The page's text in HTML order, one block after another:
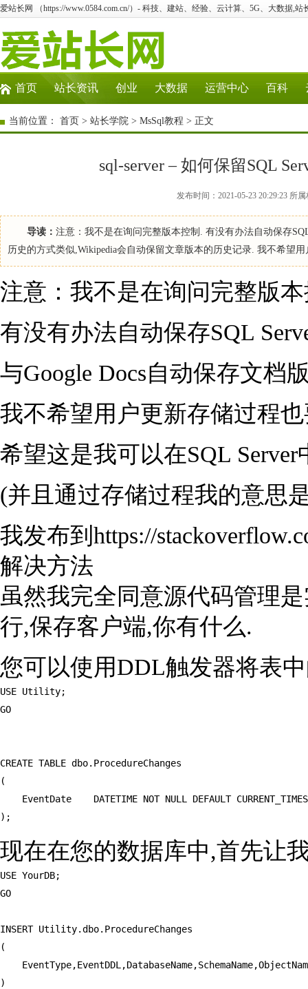
爱站长网 （https://www.0584.com.cn/）- 科技、建站、经验、云计算、5G、大数据,站
首页 站长资讯 创业 大数据 运营中心 百科
当前位置： 首页 > 站长学院 > MsSql教程 > 正文
sql-server – 如何保留SQL
发布时间：2021-05-23 20:29:23 所
导读： 注意：我不是在询问完整版本控制. 有没有办法自动保存
历史的方式类似,Wikipedia会自动保留文章版本的历史记录. 我不希望
注意：我不是在询问完整版
有没有办法自动保存SQL
与Google Docs自动保存文档
我不希望用户更新存储过程
希望这是我可以在SQL
(并且通过存储过程我的意思
我发布到https://
解决方法
虽然我完全同意源代码管理
行,保存客户端,你有什么.
您可以使用DDL触发器将表
USE Utility;
GO
CREATE TABLE dbo.ProcedureChanges
(
EventDate    DATETIME NOT NULL DEFAULT
);
现在在您的数据库中,首先让
USE YourDB;
GO
INSERT Utility.dbo.ProcedureChanges
(
)